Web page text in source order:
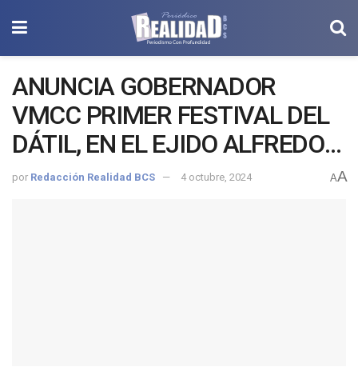
ANUNCIA GOBERNADOR
VMCC PRIMER FESTIVAL DEL
DÁTIL, EN EL EJIDO ALFREDO
V. BONFIL
por Redacción Realidad BCS 4 octubre, 2024 AA